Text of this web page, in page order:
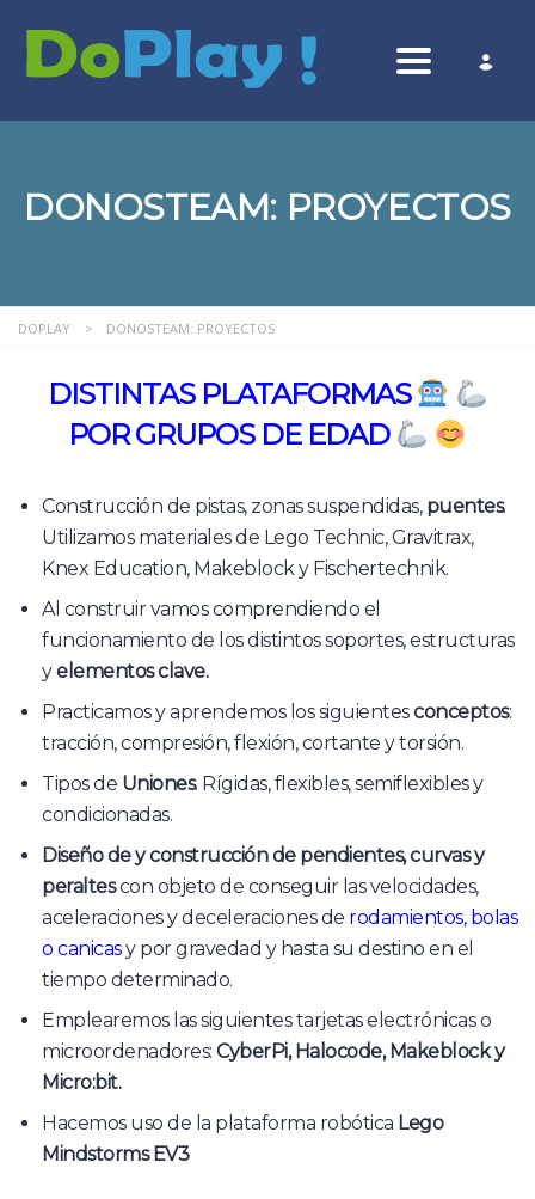
Toggle
DONOSTEAM: PROYECTOS
DOPLAY > DONOSTEAM: PROYECTOS
DISTINTAS PLATAFORMAS
POR GRUPOS DE EDAD
Construcción de pistas, zonas suspendidas, puentes.
Utilizamos materiales de Lego Technic, Gravitrax,
Knex Education, Makeblock y Fischertechnik.
Al construir vamos comprendiendo el
funcionamiento de los distintos soportes, estructuras
yelementos clave.
Practicamos y aprendemos los siguientesconceptos:
tracción, compresión, flexión, cortante y torsión.
Tipos de Uniones. Rígidas, flexibles, semiflexibles y
condicionadas.
Diseño de y construcción de pendientes, curvas y
peraltescon objeto de conseguir las velocidades,
aceleraciones y deceleraciones de rodamientos, bolas
o canicasy por gravedad y hasta su destino en el
tiempo determinado.
Emplearemos las siguientes tarjetas electrónicas o
microordenadores: CyberPi, Halocode, Makeblock y
Micro:bit.
Hacemos uso de la plataforma robótica Lego
Mindstorms EV3